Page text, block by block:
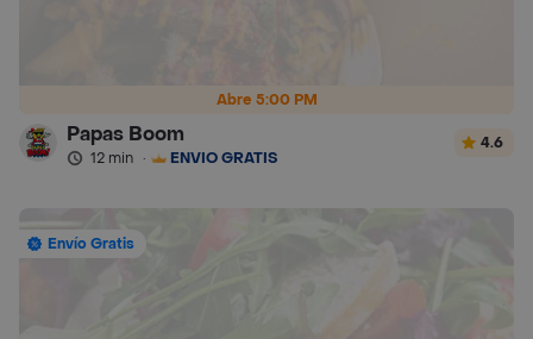
Abre 5:00 PM
Papas Boom
12 min · ENVÍO GRATIS
4.6
Envío Gratis